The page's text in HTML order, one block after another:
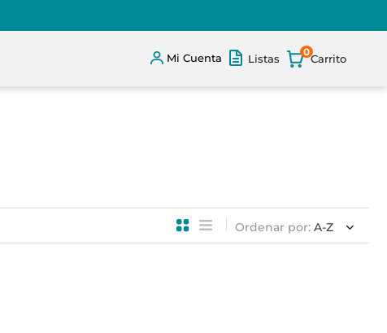
Mi Cuenta Listas
0
Ordenar por A-Z